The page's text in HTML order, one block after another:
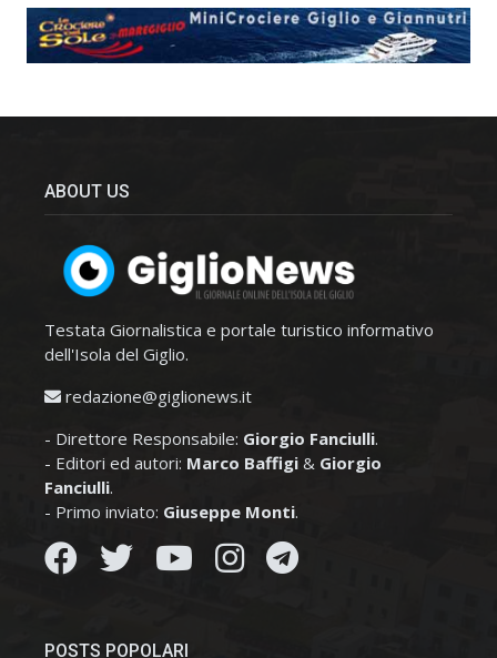
ABOUT US
Testata Giornalistica e portale turistico informativo
dell'Isola del Giglio.
redazione@giglionews.it
- Direttore Responsabile: Giorgio Fanciulli.
- Editori ed autori: Marco Baffigi & Giorgio
Fanciulli.
- Primo inviato: Giuseppe Monti.
POSTS POPOLARI